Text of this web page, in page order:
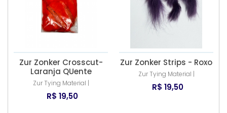
Zur Zonker Crosscut-
Laranja QUente
Zur Tying Material |
R$ 19,50
Zur Zonker Strips - Roxo
Zur Tying Material |
R$ 19,50